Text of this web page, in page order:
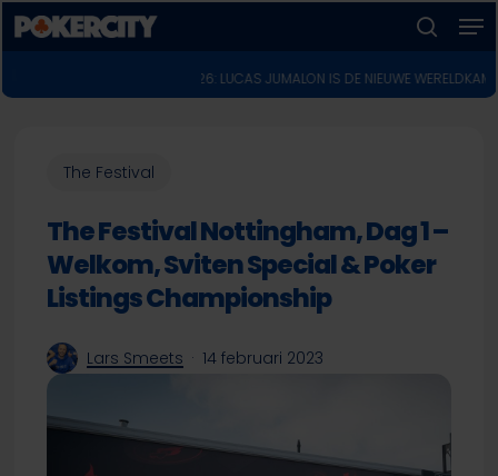
Skip
to
content
WSOP 2026: LUCAS JUMALON IS DE NIEUWE WERELDKAMPIOEN
The Festival
The Festival Nottingham, Dag 1 –
Welkom, Sviten Special & Poker
Listings Championship
Lars Smeets 14 februari 2023
Menu
sluiten